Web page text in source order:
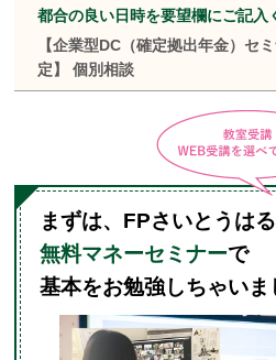
都合の良い日時を要望欄にご記入
【企業型DC（確定拠出年金）セ
定】 個別相談
まずは、FPさいとうは
無料マネーセミナーで
基本をお勉強しちゃいま